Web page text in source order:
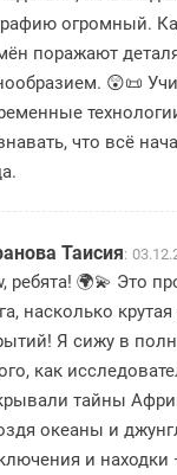
огромный.
поражают
😲📜
что всё
Таисия:
ребята! 🌍💫 Это
насколько
Я сижу в
как
тайны
океаны и
и находки